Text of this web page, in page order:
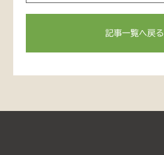
記事一覧へ戻る